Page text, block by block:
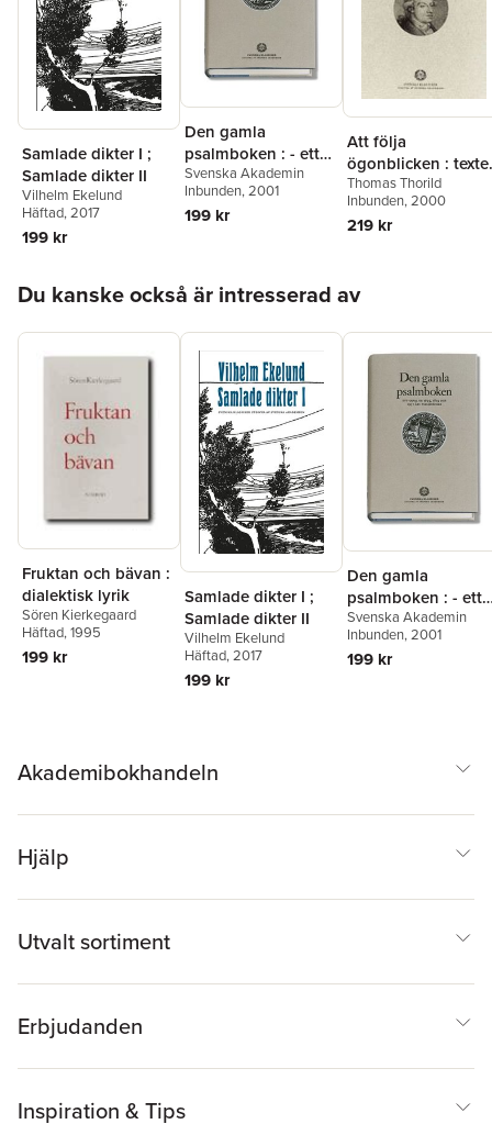
Samlade dikter I ;
Samlade dikter II
Vilhelm Ekelund
Häftad, 2017
199 kr
Den gamla
psalmboken : - ett
urval ur 1695, 1819
och 1937 års
psalmböcker
Svenska Akademin
Inbunden, 2001
199 kr
Att följa
ögonblicken :
i urval
Thomas Thorild
Inbunden, 2000
219 kr
Du kanske också är intresserad av
Fruktan och bävan :
dialektisk lyrik
Sören Kierkegaard
Häftad, 1995
199 kr
Samlade dikter I ;
Samlade dikter II
Vilhelm Ekelund
Häftad, 2017
199 kr
Den gamla
psalmboken : - ett
urval ur 1695, 1819
och 1937 års
psalmböcker
Svenska Akademin
Inbunden, 2001
199 kr
Akademibokhandeln
Hjälp
Utvalt sortiment
Erbjudanden
Inspiration & Tips